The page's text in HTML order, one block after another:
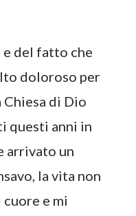
del fatto che
doloroso per
di Dio
questi anni in
arrivato un
la vita non
e mi